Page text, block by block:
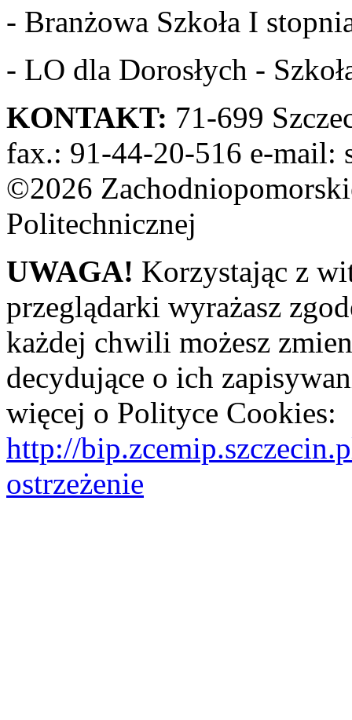
- Branżowa Szkoła I
- LO dla Dorosłych -
KONTAKT: 71-699
fax.: 91-44-20-516 e-mail:
©2026
Politechnicznej
UWAGA! Korzystając z
przeglądarki wyrażasz
każdej chwili możesz
decydujące o ich
więcej o Polityce Cookies:
http://
ostrzeżenie